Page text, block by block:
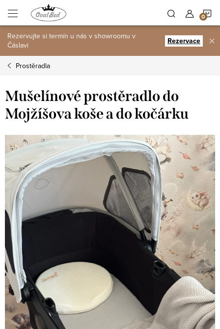
obsah
Rezervujte si termín u nás v showroomu v
Čáslavi
Rezervace
Prostěradla
Mušelínové prostěradlo do
Mojžíšova koše a do kočárku